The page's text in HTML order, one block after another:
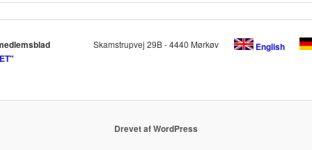
Skamstrupvej 29B - 4440 Mørkøv English
Drevet af WordPress